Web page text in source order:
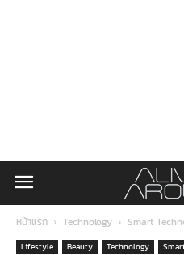
หน้าแรก Technology Smart
Lifestyle Beauty Technology